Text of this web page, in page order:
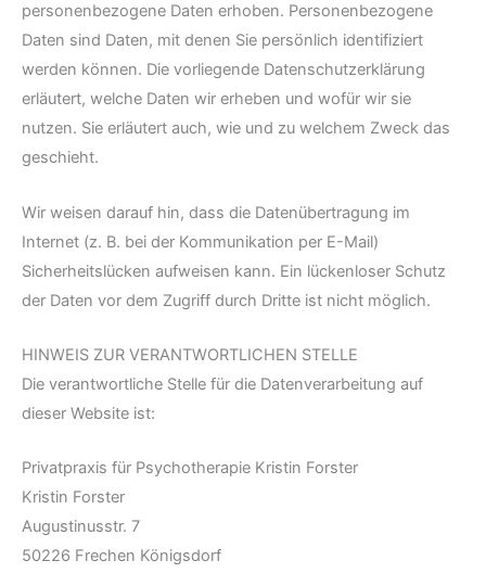
personenbezogene Daten erhoben. Personenbezogene
Daten sind Daten, mit denen Sie persönlich identifiziert
werden können. Die vorliegende Datenschutzerklärung
erläutert, welche Daten wir erheben und wofür wir sie
nutzen. Sie erläutert auch, wie und zu welchem Zweck das
geschieht.
Wir weisen darauf hin, dass die Datenübertragung im
Internet (z. B. bei der Kommunikation per E-Mail)
Sicherheitslücken aufweisen kann. Ein lückenloser Schutz
der Daten vor dem Zugriff durch Dritte ist nicht möglich.
HINWEIS ZUR VERANTWORTLICHEN STELLE
Die verantwortliche Stelle für die Datenverarbeitung auf
dieser Website ist:
Privatpraxis für Psychotherapie Kristin Forster
Kristin Forster
Augustinusstr. 7
50226 Frechen Königsdorf